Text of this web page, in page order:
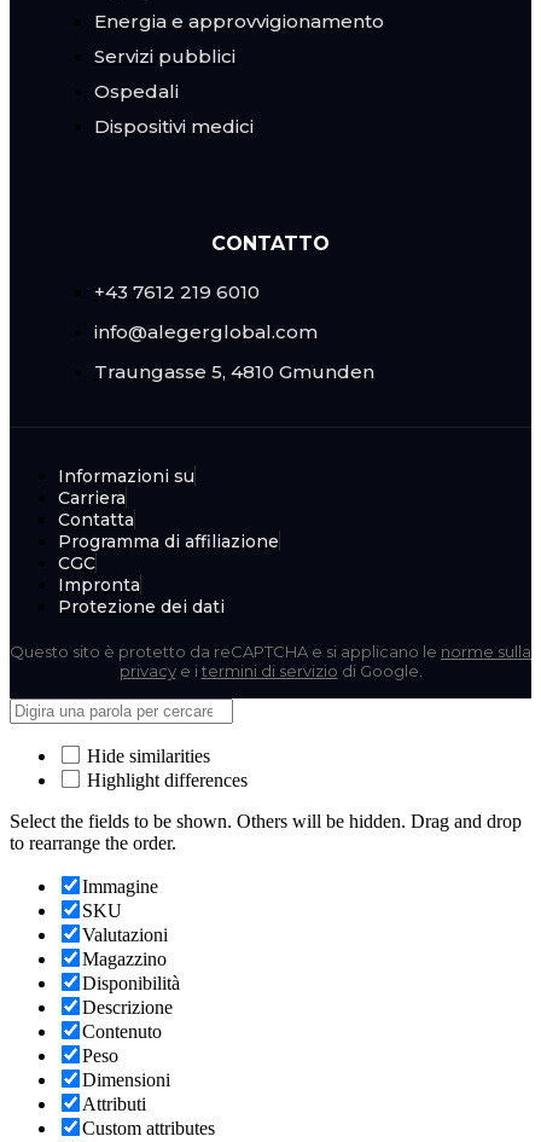
Energia e approvvigionamento
Servizi pubblici
Ospedali
Dispositivi medici
CONTATTO
+43 7612 219 6010
info@alegerglobal.com
Traungasse 5, 4810 Gmunden
Informazioni su
Carriera
Contatta
Programma di affiliazione
CGC
Impronta
Protezione dei dati
Questo sito è protetto da reCAPTCHA e si applicano le norme sulla
privacye i termini di servizio di Google.
Hide similarities
Highlight differences
Select the fields to be shown. Others will be hidden. Drag and drop
to rearrange the order.
Immagine
SKU
Valutazioni
Magazzino
Disponibilità
Descrizione
Contenuto
Peso
Dimensioni
Attributi
Custom attributes